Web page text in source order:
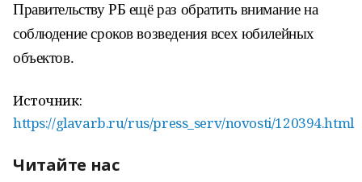
Правительству РБ ещё раз обратить внимание на
соблюдение сроков возведения всех юбилейных
объектов.
Источник:
https://glavarb.ru/rus/press_serv/novosti/120394.html
Читайте нас